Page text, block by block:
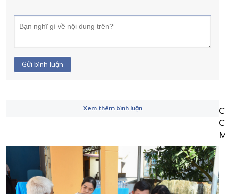
Gửi bình luận
Xem thêm bình luận